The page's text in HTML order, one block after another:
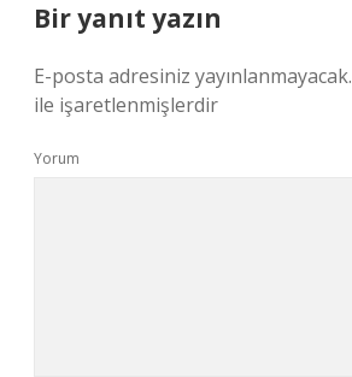
Bir yanıt yazın
E-posta adresiniz yayınlanmayacak.
ile işaretlenmişlerdir
Yorum